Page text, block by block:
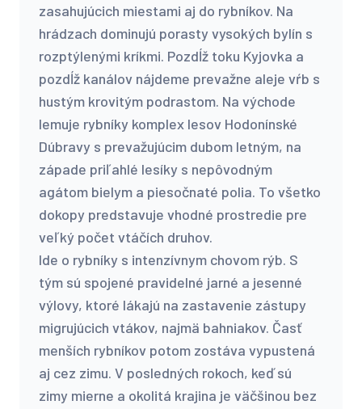
zasahujúcich miestami aj do rybníkov. Na
hrádzach dominujú porasty vysokých bylín s
rozptýlenými kríkmi. Pozdĺž toku Kyjovka a
pozdĺž kanálov nájdeme prevažne aleje vŕb s
hustým krovitým podrastom. Na východe
lemuje rybníky komplex lesov Hodonínské
Dúbravy s prevažujúcim dubom letným, na
západe priľahlé lesíky s nepôvodným
agátom bielym a piesočnaté polia. To všetko
dokopy predstavuje vhodné prostredie pre
veľký počet vtáčích druhov.
Ide o rybníky s intenzívnym chovom rýb. S
tým sú spojené pravidelné jarné a jesenné
výlovy, ktoré lákajú na zastavenie zástupy
migrujúcich vtákov, najmä bahniakov. Časť
menších rybníkov potom zostáva vypustená
aj cez zimu. V posledných rokoch, keď sú
zimy mierne a okolitá krajina je väčšinou bez